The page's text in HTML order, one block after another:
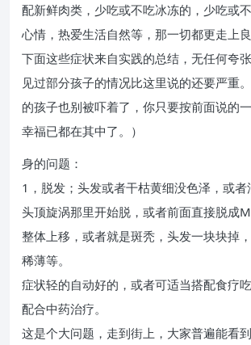
配新鲜肉类，少吃或不吃冰冻的，少吃或
心情，热爱生活自然等，那一切都更走上良
下面这些症状来自实践的总结，无任何夸
见过部分孩子的情况比这里说的还要严重
的孩子也别被吓着了，你只要按前面说的
幸福已都在其中了。）
身的问题：
1，脱发；头发或者干枯黄细没色泽，或
头顶旋涡那里开始脱，或者前面直接脱成
整体上移，或者就是斑秃，头发一块块掉
稀薄等。
症状轻的自动好的，或者可适当搭配食疗
配合中药治疗。
这是个大问题，走到街上，大家普遍能看